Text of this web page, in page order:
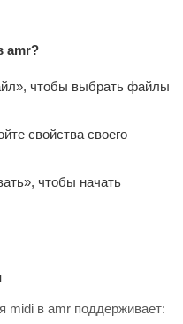
amr?
чтобы выбрать файлы
свойства своего
чтобы начать
midi в amr поддерживает: